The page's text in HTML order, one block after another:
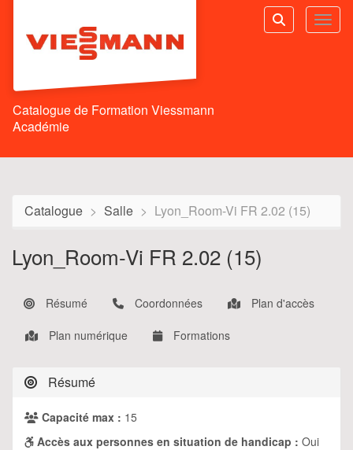
Rechercher
Catalogue de Formation Viessmann
Académie
Catalogue Salle Lyon_Room-Vi FR 2.02 (15)
Lyon_Room-Vi FR 2.02 (15)
Résumé Coordonnées Plan d'accès
Plan numérique Formations
Résumé
Capacité max : 15
Accès aux personnes en situation de handicap : Oui